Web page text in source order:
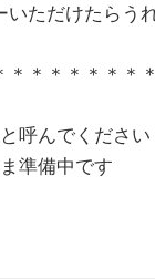
ただけたらう
＊＊＊＊＊＊＊
呼んでください
準備中です